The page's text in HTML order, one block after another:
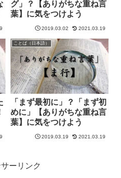
グ」？【ありがちな重ね言
葉】に気をつけよう
2019.03.02 2021.03.19
ことば（日本語）
「まず最初に」？「まず初
めに」【ありがちな重ね言
葉】に気をつけよう
2019.03.19 2021.03.19
ーリンク